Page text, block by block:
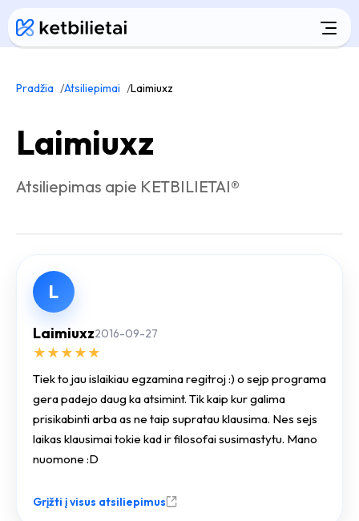
Pradžia Atsiliepimai Laimiuxz
Laimiuxz
Atsiliepimas apie KETBILIETAI®
L
Laimiuxz2016-09-27
★ ★ ★ ★ ★
Tiek to jau islaikiau egzamina regitroj :) o sejp programa
gera padejo daug ka atsimint. Tik kaip kur galima
prisikabinti arba as ne taip supratau klausima. Nes sejs
laikas klausimai tokie kad ir filosofai susimastytu. Mano
nuomone :D
Grįžti į visus atsiliepimus